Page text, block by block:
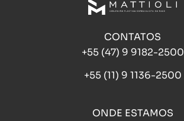
CONTATOS
+55 (47) 9 9182-2500
+55 (11) 9 1136-2500
ONDE ESTAMOS